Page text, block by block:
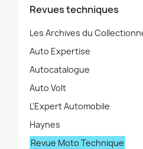
Revues techniques
Les Archives du
Auto Expertise
Autocatalogue
Auto Volt
L'Expert Automobile
Haynes
Revue Moto Technique